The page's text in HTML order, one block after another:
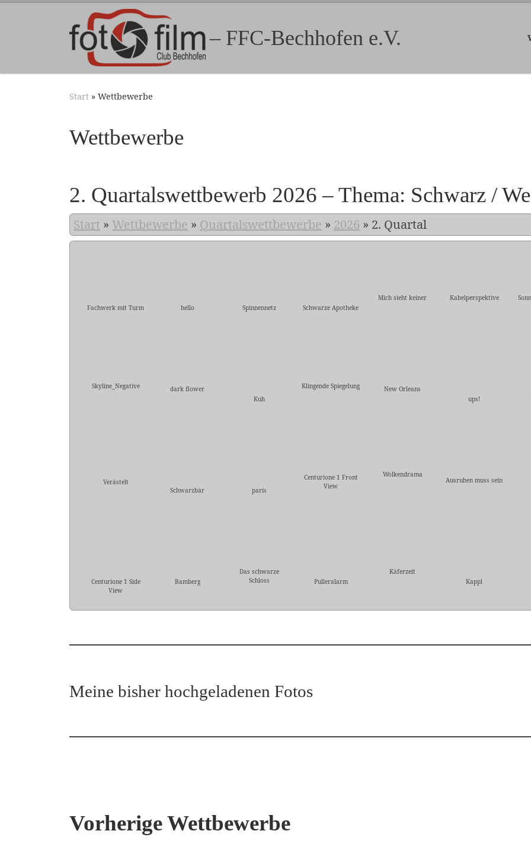
Zum Inhalt springen
– FFC-Bechhofen e.V.
Start » Wettbewerbe
Wettbewerbe
2. Quartalswettbewerb 2026 – Thema: Schwarz /
Start » Wettbewerbe » Quartalswettbewerbe » 2026 » 2. Quartal
Fachwerk mit Turm hello Spinnennetz Schwarze Apotheke
Mich sieht keiner Kabelperspektive
Skyline_Negative
dark flower
Kuh
Klingende Spiegelung
New Orleans
ups!
Verästelt
Schwarzbär
paris
Centurione 1 Front
View
Wolkendrama
Ausruhen muss sein
Centurione 1 Side
View
Bamberg
Das schwarze
Schloss
Pulleralarm
Käferzeit
Kappl
Meine bisher hochgeladenen Fotos
Vorherige Wettbewerbe